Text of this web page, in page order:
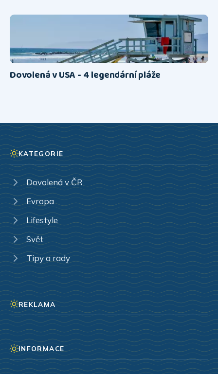
Dovolená v USA - 4 legendární pláže
KATEGORIE
Dovolená v ČR
Evropa
Lifestyle
Svět
Tipy a rady
REKLAMA
INFORMACE